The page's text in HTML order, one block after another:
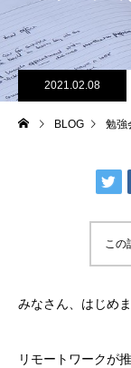
2021.02.08
BLOG 勉強
この
みなさん、はじめ
リモートワークが